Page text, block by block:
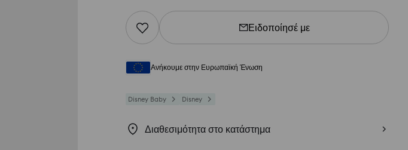
Ειδοποίησέ με
Ανήκουμε στην Ευρωπαϊκή Ένωση
Disney Baby Disney
Διαθεσιμότητα στο κατάστημα